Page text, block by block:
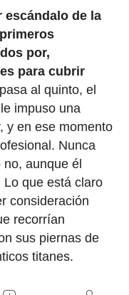
escándalo de la
por,
para cubrir
al quinto, el
impuso una
y en ese momento
Nunca
aunque él
que está claro
consideración
recorrían
sus piernas de
titanes.